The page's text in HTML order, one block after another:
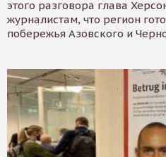
этого разговора глава
журналистам, что регион
побережья Азовского и